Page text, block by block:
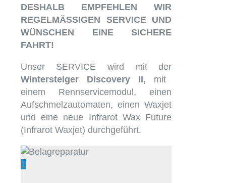
DESHALB EMPFEHLEN WIR
REGELMÄSSIGEN SERVICE UND
WÜNSCHEN EINE SICHERE
FAHRT!
Unser SERVICE wird mit der
Wintersteiger Discovery II, mit
einem Rennservicemodul, einen
Aufschmelzautomaten, einen Waxjet
und eine neue Infrarot Wax Future
(Infrarot Waxjet) durchgeführt.
1